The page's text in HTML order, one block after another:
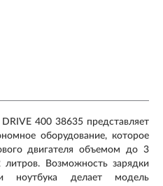
DRIVE 400 38635 представляет
оборудование, которое
двигателя объемом до 3
Возможность зарядки
ноутбука делает модель